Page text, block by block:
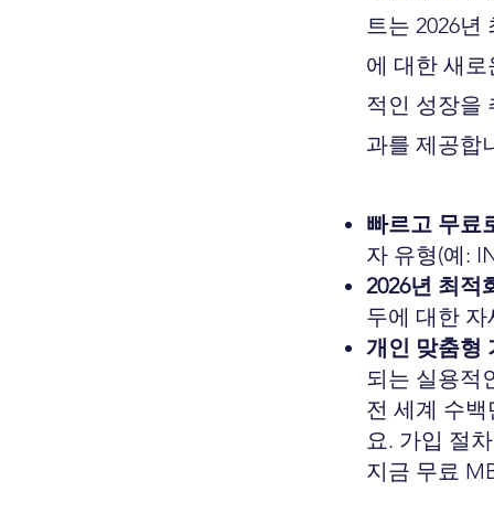
트는 2026년
에 대한 새
적인 성장을
과를 제공합
빠르고 무료
자 유형(예:
2026년 최적
두에 대한
개인 맞춤형
되는 실용적
전 세계 수
요. 가입 절
지금 무료